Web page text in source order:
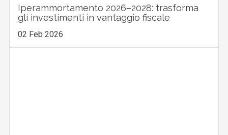
Iperammortamento 2026–2028: trasforma
gli investimenti in vantaggio fiscale
02 Feb 2026